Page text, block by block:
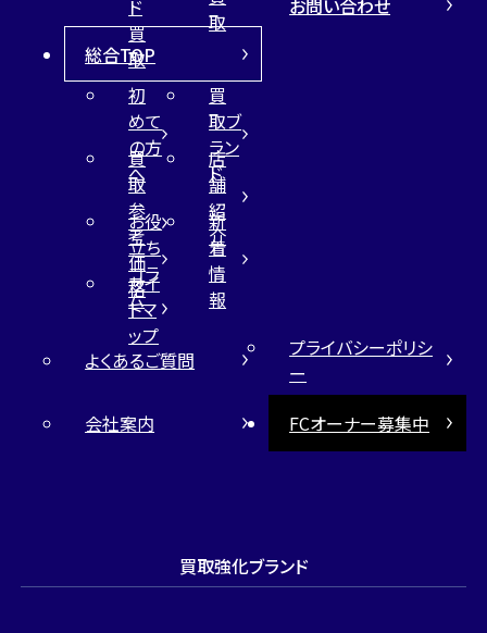
取
ド
買
取
総合TOP
初
めて
の方
へ
買
取ブ
ラン
ド
買
取
参
考
価
格
店
舗
紹
介
お役
立ち
コラ
ム
新
着
情
報
サイ
トマ
ップ
お問い合わせ
よくあるご質問
プライバシーポリシ
ー
会社案内
FCオーナー募集中
買取強化ブランド